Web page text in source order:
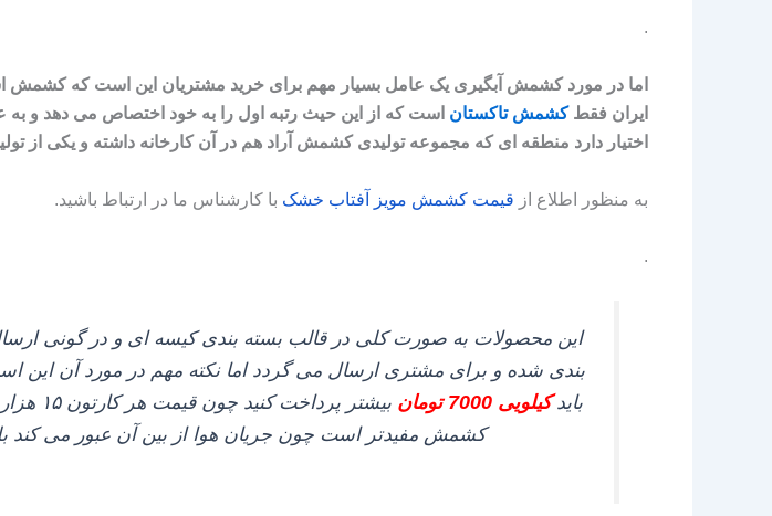
.
اما در مورد کشمش آبگیری یک عامل بسیار مهم برای خرید مشتریان این است که کشمش
ایران فقطکشمش تاکستان است که از این حیث رتبه اول را به خود اختصاص می‌ دهد و به
اختیار دارد منطقه‌ ای که مجموعه تولیدی کشمش آراد هم در آن کارخانه داشته و یکی از
به منظور اطلاع از قیمت کشمش مویز آفتاب خشک با کارشناس ما در ارتباط باشید.
.
بندی شده و برای مشتری ارسال می‌ گردد اما نکته مهم در مورد آن این
بایدکیلویی 7000 تومان
بیشتر
کشمش مفیدتر است چون جریان هوا از بین آن عبور می‌ کند